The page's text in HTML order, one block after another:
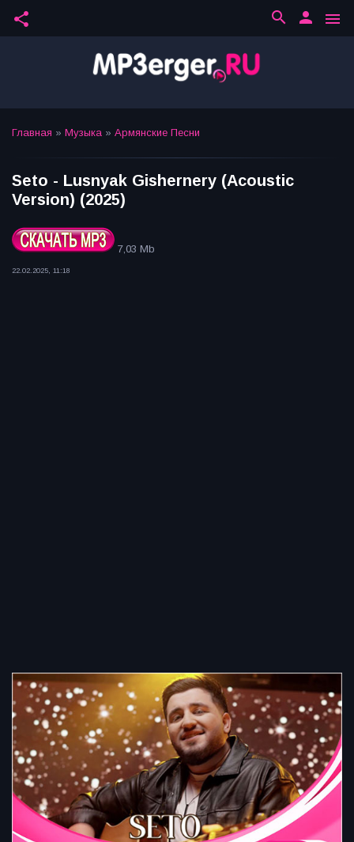
share menu
person
search
Главная » Музыка » Армянские Песни
Seto - Lusnyak Gishernery (Acoustic
Version) (2025)
7,03 Mb
22.02.2025, 11:18